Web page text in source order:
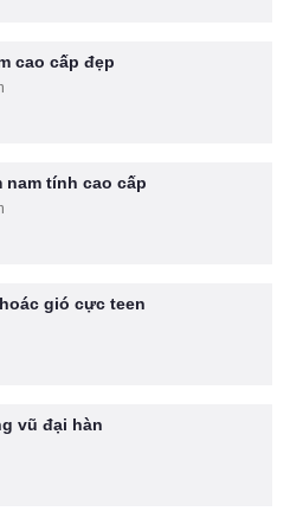
cao cấp đẹp
nam tính cao cấp
gió cực teen
vũ đại hàn